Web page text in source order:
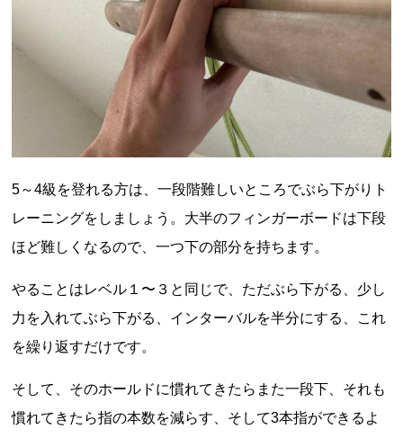
5～4級を登れる方は、一段階難しいところでぶら下がりト
レーニングをしましょう。大半のフィンガーボードは下段
ほど難しくなるので、一つ下の部分を持ちます。
やることはレベル１〜３と同じで、ただぶら下がる、少し
力を入れてぶら下がる、インターバルを半分にする、これ
を繰り返すだけです。
そして、そのホールドに慣れてきたらまた一段下、それも
慣れてきたら指の本数を減らす、そして3本指ができるよ